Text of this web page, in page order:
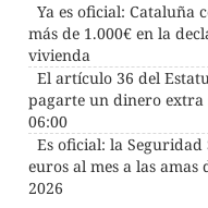
Ya es oficial: Cataluña
más de 1.000€ en la
vivienda
El artículo 36 del
pagarte un dinero extra
06:00
Es oficial: la
euros al mes a las amas
2026